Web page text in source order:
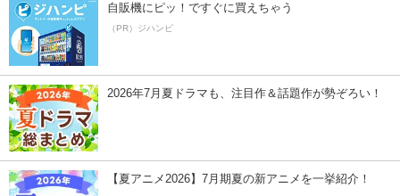
自販機にピッ！ですぐに買えちゃう
（PR）ジハンピ
2026年7月夏ドラマも、注目作＆話題作が勢ぞろい！
【夏アニメ2026】7月期夏の新アニメを一挙紹介！